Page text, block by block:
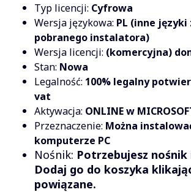
Typ licencji: Cyfrowa
Wersja językowa: PL (inne języki
pobranego instalatora)
Wersja licencji: (komercyjna)
Stan: Nowa
Legalność: 100% legalny
vat
Aktywacja: ONLINE w
Przeznaczenie: Można
komputerze PC
Nośnik: Potrzebujesz
Dodaj go do koszyka
powiązane.